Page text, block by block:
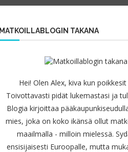
MATKOILLABLOGIN TAKANA
Hei! Olen Alex, kiva kun
Toivottavasti pidät lukemastasi ja
Blogia kirjoittaa
mies, joka on koko ikänsä ollut
maailmalla - milloin mielessä.
ensisijaisesti Euroopalle, mutta